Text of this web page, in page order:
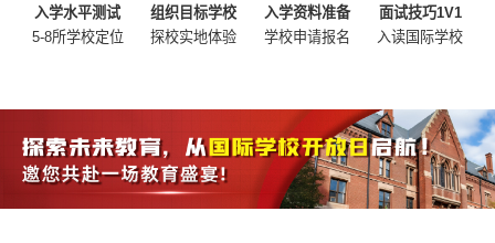
入学水平测试
5-8所学校定位
组织目标学校
探校实地体验
入学资料准备
学校申请报名
面试技巧1V1
入读国际学校